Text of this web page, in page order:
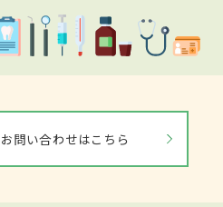
問い合わせはこちら